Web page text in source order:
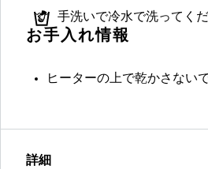
手洗いで冷水で洗ってく
お手入れ情報
ヒーターの上で乾かさない
詳細